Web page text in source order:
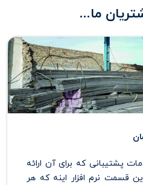
ما...
پشتیبانی که برای آن ارائه
قسمت نرم افزار اینه که هر